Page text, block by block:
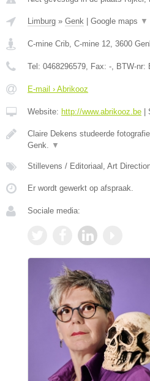
Limburg » Genk Google maps ▼
C-mine Crib, C-mine 12 3600
Tel: 0468296579 , Fax: - , BTW-nr:
E-mail › Abrikooz
Website: http://www.abrikooz.be
Claire Dekens studeerde
Genk.
▼
Stillevens / Editoriaal, Art
Er wordt gewerkt op afspraak.
Sociale media: